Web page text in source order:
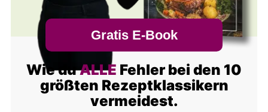
Gratis E-Book
Wie duALLE Fehler bei den 10
größten Rezeptklassikern
vermeidest.